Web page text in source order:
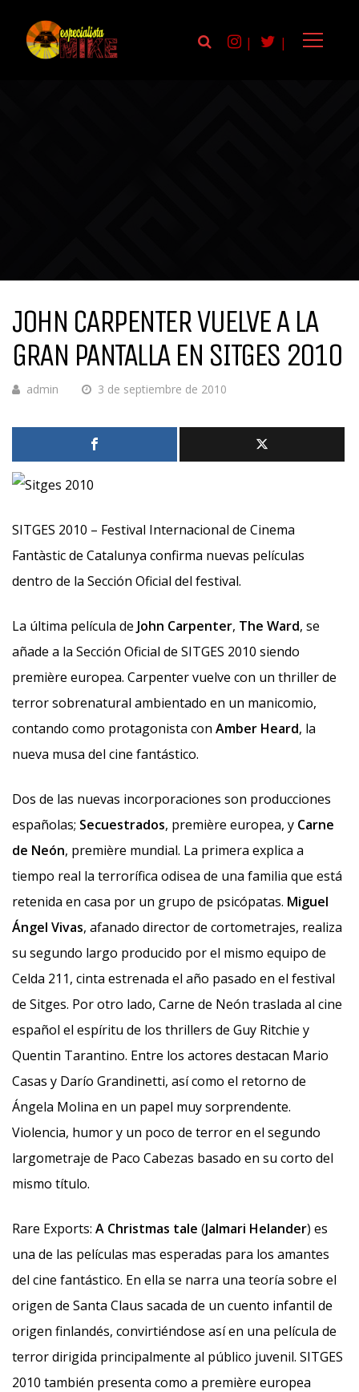
| |
JOHN CARPENTER VUELVE A LA
GRAN PANTALLA EN SITGES 2010
admin 3 de septiembre de 2010
SITGES 2010 – Festival Internacional de Cinema
Fantàstic de Catalunya confirma nuevas películas
dentro de la Sección Oficial del festival.
La última película de John Carpenter, The Ward, se
añade a la Sección Oficial de SITGES 2010 siendo
première europea. Carpenter vuelve con un thriller de
terror sobrenatural ambientado en un manicomio,
contando como protagonista con Amber Heard, la
nueva musa del cine fantástico.
Dos de las nuevas incorporaciones son producciones
españolas; Secuestrados, première europea, y Carne
de Neón, première mundial. La primera explica a
tiempo real la terrorífica odisea de una familia que está
retenida en casa por un grupo de psicópatas. Miguel
Ángel Vivas, afanado director de cortometrajes, realiza
su segundo largo producido por el mismo equipo de
Celda 211, cinta estrenada el año pasado en el festival
de Sitges. Por otro lado, Carne de Neón traslada al cine
español el espíritu de los thrillers de Guy Ritchie y
Quentin Tarantino. Entre los actores destacan Mario
Casas y Darío Grandinetti, así como el retorno de
Ángela Molina en un papel muy sorprendente.
Violencia, humor y un poco de terror en el segundo
largometraje de Paco Cabezas basado en su corto del
mismo título.
Rare Exports: A Christmas tale (Jalmari Helander) es
una de las películas mas esperadas para los amantes
del cine fantástico. En ella se narra una teoría sobre el
origen de Santa Claus sacada de un cuento infantil de
origen finlandés, convirtiéndose así en una película de
terror dirigida principalmente al público juvenil. SITGES
2010 también presenta como a première europea